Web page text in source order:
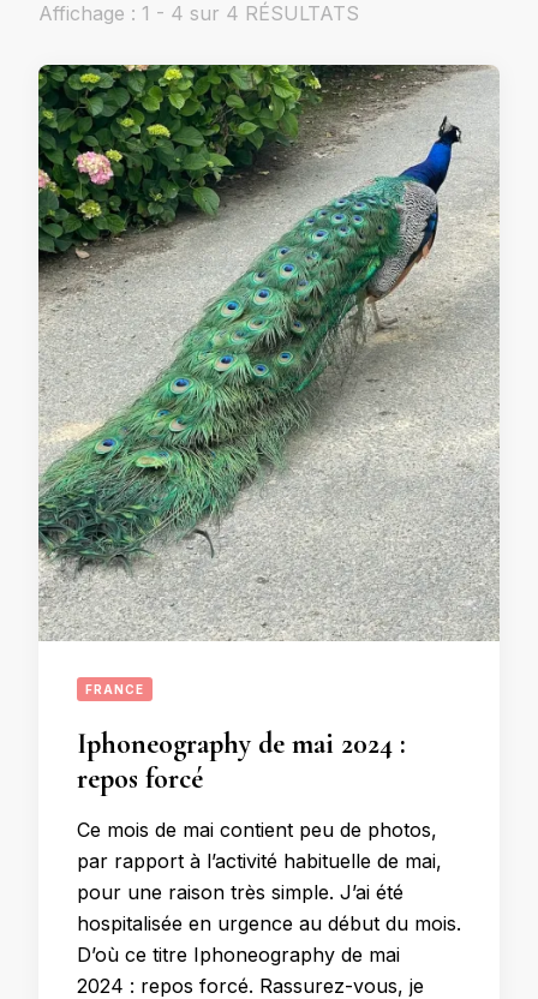
Affichage : 1 - 4 sur 4 RÉSULTATS
FRANCE
Iphoneography de mai 2024 :
repos forcé
Ce mois de mai contient peu de photos,
par rapport à l’activité habituelle de mai,
pour une raison très simple. J’ai été
hospitalisée en urgence au début du mois.
D’où ce titre Iphoneography de mai
2024 : repos forcé. Rassurez-vous, je